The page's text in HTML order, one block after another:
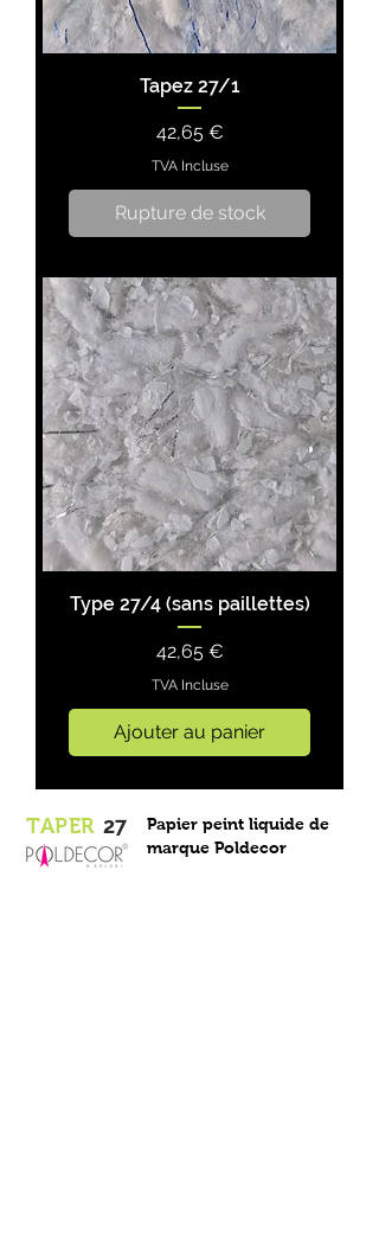
Tapez 27/1
Prix
42,65 €
TVA Incluse
Rupture de stock
Type 27/4 (sans paillettes)
Prix
42,65 €
TVA Incluse
Ajouter au panier
TAPER 27
Papier peint liquide de
marque Poldecor